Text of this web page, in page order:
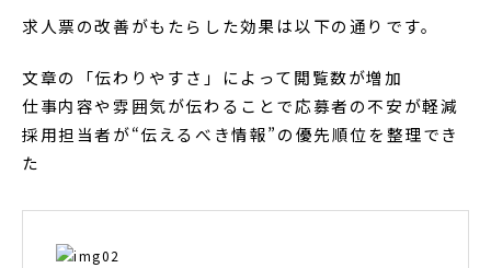
求人票の改善がもたらした効果は以下の通りです。
文章の「伝わりやすさ」によって閲覧数が増加
仕事内容や雰囲気が伝わることで応募者の不安が軽減
採用担当者が“伝えるべき情報”の優先順位を整理でき
た